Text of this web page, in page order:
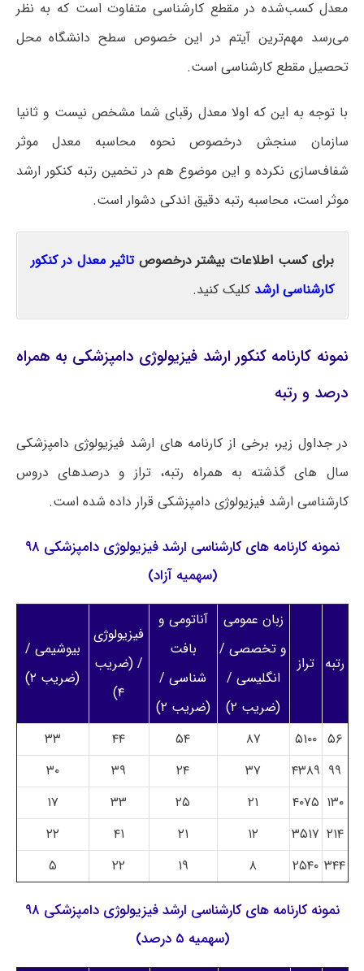
معدل کسب‌شده در مقطع کارشناسی متفاوت است که به نظر
می‌رسد مهم‌ترین آیتم در این خصوص سطح دانشگاه محل
تحصیل مقطع کارشناسی است.
با توجه به این که اولا معدل رقبای شما مشخص نیست و ثانیا
سازمان سنجش درخصوص نحوه محاسبه معدل موثر
شفاف‌سازی نکرده و این موضوع هم در تخمین رتبه کنکور ارشد
موثر است، محاسبه رتبه دقیق اندکی دشوار است.
برای کسب اطلاعات بیشتر درخصوصتاثیر معدل در کنکور
کارشناسی ارشد کلیک کنید.
نمونه کارنامه کنکور ارشد فیزیولوژی دامپزشکی به همراه
درصد و رتبه
در جداول زیر، برخی از کارنامه های ارشد فیزیولوژی دامپزشکی
سال های گذشته به همراه رتبه، تراز و درصدهای دروس
کارشناسی ارشد فیزیولوژی دامپزشکی قرار داده شده است.
نمونه کارنامه های کارشناسی ارشد فیزیولوژی دامپزشکی ۹۸
(سهمیه آزاد)
رتبه تراز
زبان عمومی
و تخصصی /
انگلیسی /
(ضریب ۲)
آناتومی و
بافت
شناسی /
(ضریب ۲)
فیزیولوژی
/ (ضریب
۴)
بیوشیمی /
(ضریب ۲)
۵۶ ۵۱۰۰ ۸۷ ۵۴ ۴۴
۳۳
۹۹ ۴۳۸۹ ۳۷ ۲۴ ۳۹
۳۰
۱۳۰ ۴۰۷۵ ۲۱ ۲۵ ۳۳
۱۷
۲۱۴ ۳۵۱۷ ۱۲ ۲۱ ۴۱
۲۲
۳۴۴ ۲۵۴۰ ۸ ۱۹ ۲۲ ۵
نمونه کارنامه های کارشناسی ارشد فیزیولوژی دامپزشکی ۹۸
(سهمیه ۵ درصد)